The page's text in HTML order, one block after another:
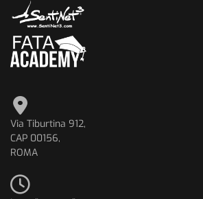
Via Tiburtina 912,
CAP 00156,
ROMA